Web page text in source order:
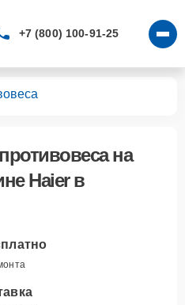
+7 (800) 100-91-25
на
Haier в